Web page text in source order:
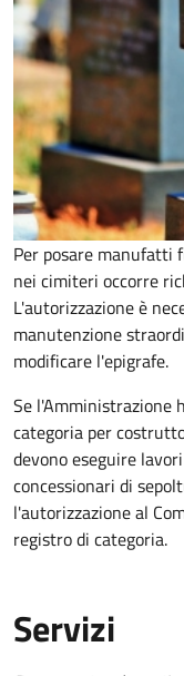
Per posare manufatti
nei cimiteri occorre
L'autorizzazione è
manutenzione
modificare l'epigrafe.
Se l'Amministrazione
categoria per
devono eseguire
concessionari di
l'autorizzazione al
registro di categoria.
Servizi